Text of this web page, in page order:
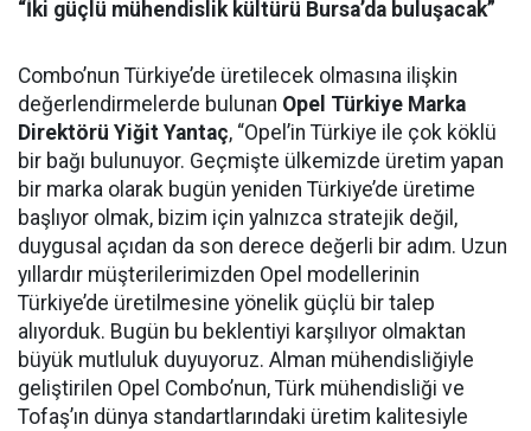
“İki güçlü mühendislik kültürü Bursa’da buluşacak”
Combo’nun Türkiye’de üretilecek olmasına ilişkin
değerlendirmelerde bulunan Opel Türkiye Marka
Direktörü Yiğit Yantaç, “Opel’in Türkiye ile çok köklü
bir bağı bulunuyor. Geçmişte ülkemizde üretim yapan
bir marka olarak bugün yeniden Türkiye’de üretime
başlıyor olmak, bizim için yalnızca stratejik değil,
duygusal açıdan da son derece değerli bir adım. Uzun
yıllardır müşterilerimizden Opel modellerinin
Türkiye’de üretilmesine yönelik güçlü bir talep
alıyorduk. Bugün bu beklentiyi karşılıyor olmaktan
büyük mutluluk duyuyoruz. Alman mühendisliğiyle
geliştirilen Opel Combo’nun, Türk mühendisliği ve
Tofaş’ın dünya standartlarındaki üretim kalitesiyle